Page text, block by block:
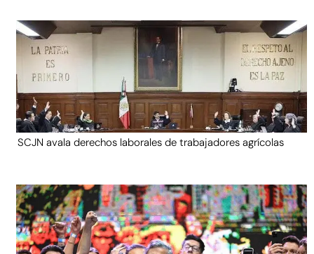
SCJN avala derechos laborales de trabajadores agrícolas